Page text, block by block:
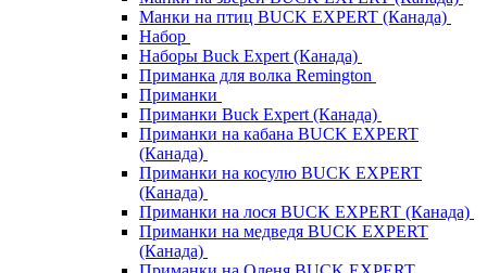
Манки на птиц BUCK EXPERT (Канада)
Набор
Наборы Buck Expert (Канада)
Приманка для волка Remington
Приманки
Приманки Buck Expert (Канада)
Приманки на кабана BUCK EXPERT
(Канада)
Приманки на косулю BUCK EXPERT
(Канада)
Приманки на лося BUCK EXPERT (Канада)
Приманки на медведя BUCK EXPERT
(Канада)